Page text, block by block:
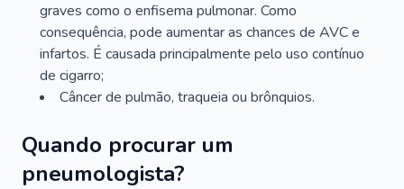
graves como o enfisema pulmonar. Como
consequência, pode aumentar as chances de AVC e
infartos. É causada principalmente pelo uso contínuo
de cigarro;
Câncer de pulmão, traqueia ou brônquios.
Quando procurar um
pneumologista?